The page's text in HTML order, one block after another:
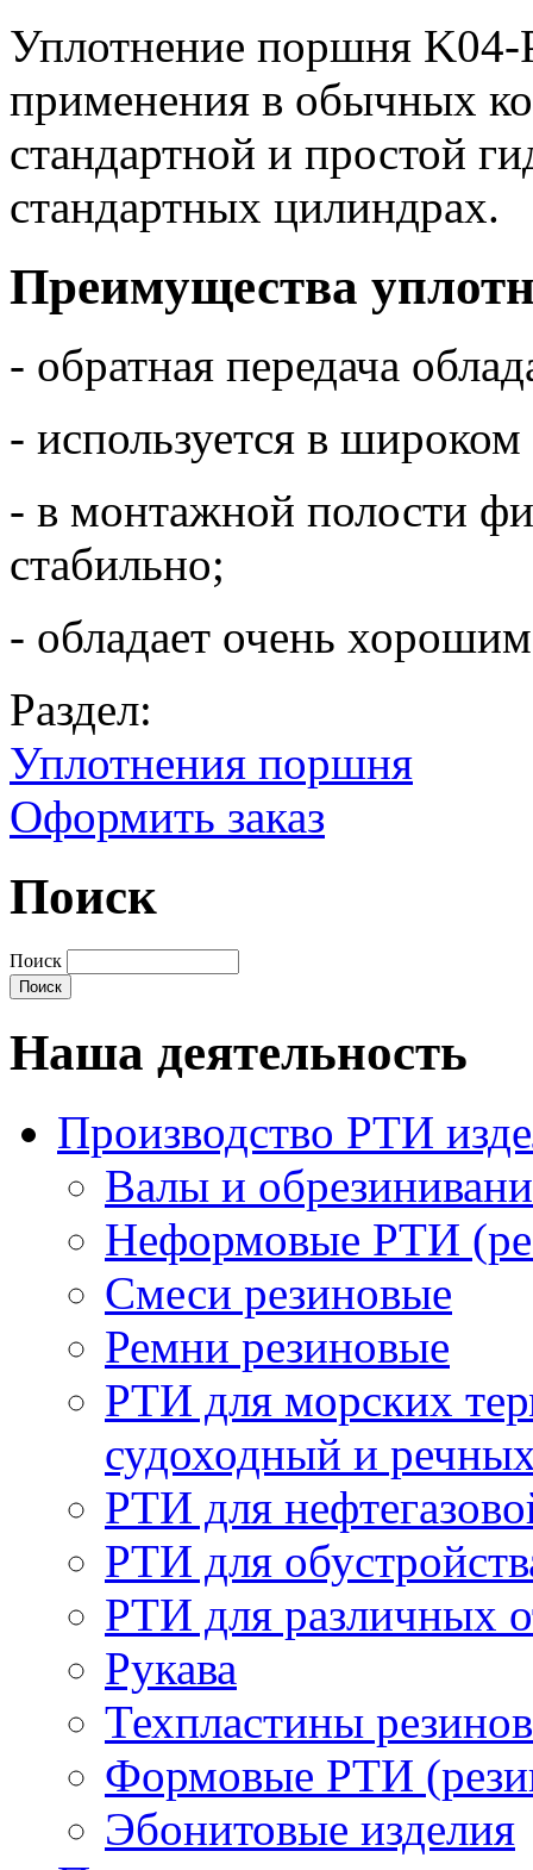
Уплотнение поршня K04-
применения в обычных
стандартной и простой
стандартных цилиндрах.
Преимущества
- обратная передача
- используется в
- в монтажной полости
стабильно;
- обладает очень
Раздел:
Уплотнения поршня
Оформить заказ
Поиск
Поиск
Наша деятельность
Производство РТИ
Валы и
Неформовые РТИ
Смеси резиновые
Ремни резиновые
РТИ для морских
судоходный и
РТИ для
РТИ для
РТИ для различных
Рукава
Техпластины
Формовые РТИ
Эбонитовые изделия